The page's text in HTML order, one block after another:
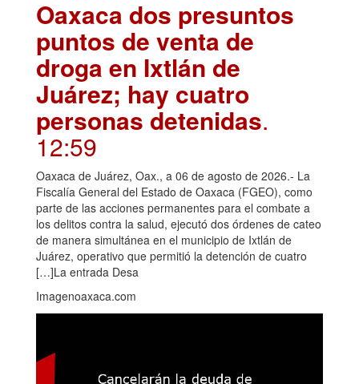
Oaxaca dos presuntos
puntos de venta de
droga en Ixtlán de
Juárez; hay cuatro
personas detenidas.
12:59
Oaxaca de Juárez, Oax., a 06 de agosto de 2026.- La
Fiscalía General del Estado de Oaxaca (FGEO), como
parte de las acciones permanentes para el combate a
los delitos contra la salud, ejecutó dos órdenes de cateo
de manera simultánea en el municipio de Ixtlán de
Juárez, operativo que permitió la detención de cuatro
[…]La entrada Desa
Imagenoaxaca.com